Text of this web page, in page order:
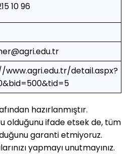
10 96
www.agri.edu.tr/detail.aspx?
hazırlanmıştır.
olduğunu ifade etsek de, tüm
garanti etmiyoruz.
yapmayı unutmayınız.